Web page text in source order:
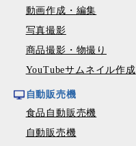
動画作成・編集
写真撮影
商品撮影・物撮り
YouTubeサムネイル作成
自動販売機
食品自動販売機
自動販売機